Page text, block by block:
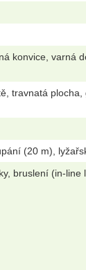
konvice, varná
travnatá
(20 m),
bruslení (in-line